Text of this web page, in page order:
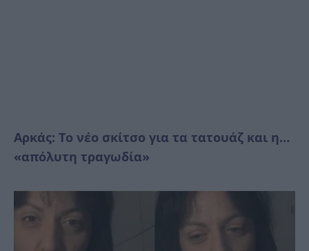
Αρκάς: Το νέο σκίτσο για τα τατουάζ και η…
«απόλυτη τραγωδία»